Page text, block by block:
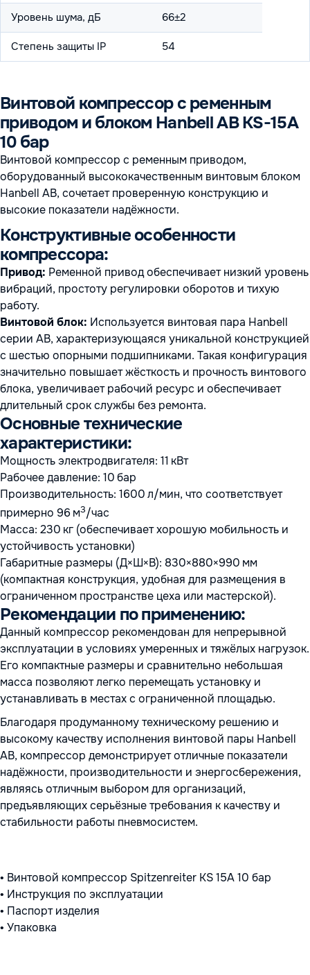
Уровень шума, дБ 66±2
Степень защиты IP 54
Винтовой компрессор с ременным
приводом и блоком Hanbell AB KS-15A
10 бар
Винтовой компрессор с ременным приводом,
оборудованный высококачественным винтовым блоком
Hanbell AB, сочетает проверенную конструкцию и
высокие показатели надёжности.
Конструктивные особенности
компрессора:
Привод: Ременной привод обеспечивает низкий уровень
вибраций, простоту регулировки оборотов и тихую
работу.
Винтовой блок: Используется винтовая пара Hanbell
серии AB, характеризующаяся уникальной конструкцией
с шестью опорными подшипниками. Такая конфигурация
значительно повышает жёсткость и прочность винтового
блока, увеличивает рабочий ресурс и обеспечивает
длительный срок службы без ремонта.
Основные технические
характеристики:
Мощность электродвигателя: 11 кВт
Рабочее давление: 10 бар
Производительность: 1600 л/мин, что соответствует
примерно 96 м3/час
Масса: 230 кг (обеспечивает хорошую мобильность и
устойчивость установки)
Габаритные размеры (Д×Ш×В): 830×880×990 мм
(компактная конструкция, удобная для размещения в
ограниченном пространстве цеха или мастерской).
Рекомендации по применению:
Данный компрессор рекомендован для непрерывной
эксплуатации в условиях умеренных и тяжёлых нагрузок.
Его компактные размеры и сравнительно небольшая
масса позволяют легко перемещать установку и
устанавливать в местах с ограниченной площадью.
Благодаря продуманному техническому решению и
высокому качеству исполнения винтовой пары Hanbell
AB, компрессор демонстрирует отличные показатели
надёжности, производительности и энергосбережения,
являясь отличным выбором для организаций,
предъявляющих серьёзные требования к качеству и
стабильности работы пневмосистем.
• Винтовой компрессор Spitzenreiter KS 15A 10 бар
• Инструкция по эксплуатации
• Паспорт изделия
• Упаковка